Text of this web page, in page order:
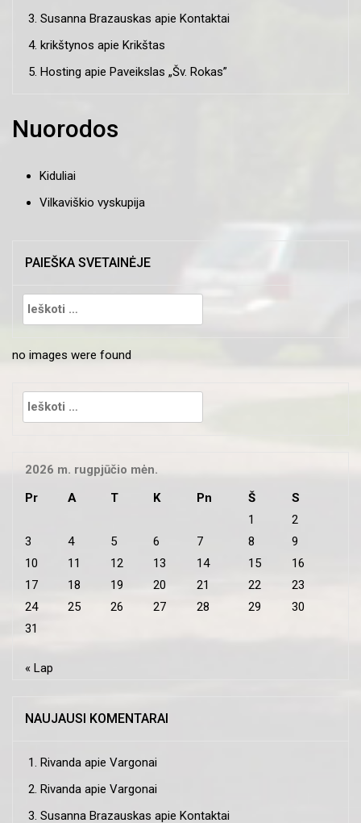
Susanna Brazauskas apie Kontaktai
krikštynos apie Krikštas
Hosting apie Paveikslas „Šv. Rokas”
Nuorodos
Kiduliai
Vilkaviškio vyskupija
PAIEŠKA SVETAINĖJE
Ieškoti:
no images were found
Ieškoti:
2026 m. rugpjūčio mėn.
Pr
A T K Pn Š
S
1
2
3
4 5 6 7 8
9
10
11 12 13 14 15
16
17
18 19 20 21 22
23
24
25 26 27 28 29
30
31
« Lap
NAUJAUSI KOMENTARAI
Rivanda apie Vargonai
Rivanda apie Vargonai
Susanna Brazauskas apie Kontaktai